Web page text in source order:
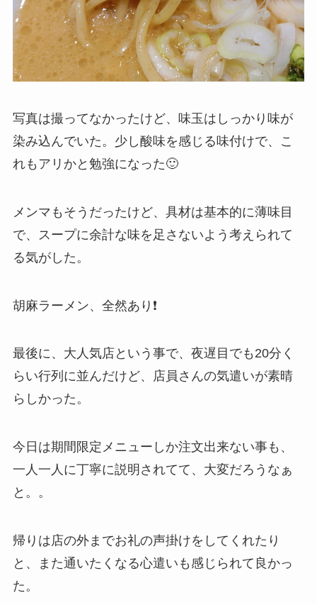
写真は撮ってなかったけど、味玉はしっかり味が
染み込んでいた。少し酸味を感じる味付けで、こ
れもアリかと勉強になった🙂
メンマもそうだったけど、具材は基本的に薄味目
で、スープに余計な味を足さないよう考えられて
る気がした。
胡麻ラーメン、全然あり❗
最後に、大人気店という事で、夜遅目でも20分く
らい行列に並んだけど、店員さんの気遣いが素晴
らしかった。
今日は期間限定メニューしか注文出来ない事も、
一人一人に丁寧に説明されてて、大変だろうなぁ
と。。
帰りは店の外までお礼の声掛けをしてくれたり
と、また通いたくなる心遣いも感じられて良かっ
た。